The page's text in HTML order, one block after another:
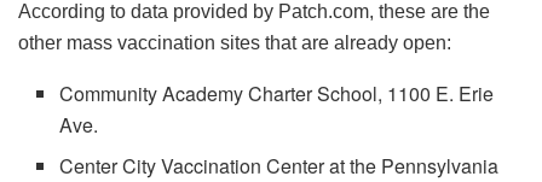
According to data provided by Patch.com, these are the
other mass vaccination sites that are already open:
Community Academy Charter School, 1100 E. Erie
Ave.
Center City Vaccination Center at the Pennsylvania